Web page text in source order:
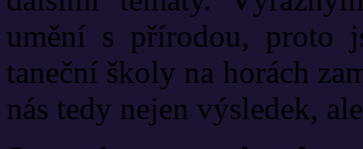
umění s přírodou, proto
taneční školy na horách
nás tedy nejen výsledek,